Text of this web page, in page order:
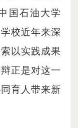
国石油大学
校近年来深
以实践成果
正是对这一
育人带来新